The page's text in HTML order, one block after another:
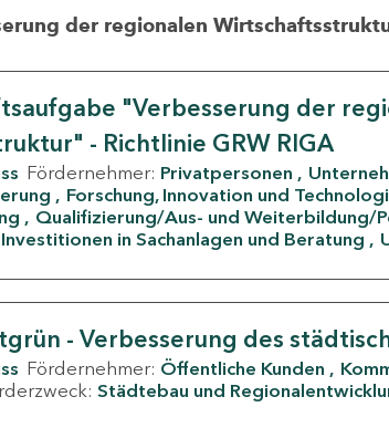
der regionalen
"Verbesserung der
- Richtlinie GRW RIGA
Fördernehmer: Privatpersonen
Forschung, Innovation und
Qualifizierung/Aus- und Weiterbildung/
Investitionen in Sachanlagen und Beratung
- Verbesserung des
Fördernehmer: Öffentliche Kunden
Städtebau und